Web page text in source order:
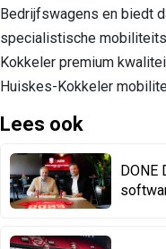
Bedrijfswagens en biedt
specialistische
Kokkeler premium
Huiskes-Kokkeler
Lees ook
DONE